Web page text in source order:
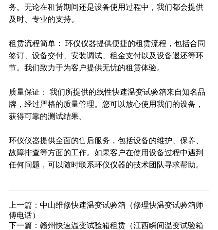
务。无论在租赁期间还是设备使用过程中，我们都会提供
及时、专业的支持。
租赁流程简单： 环仪仪器提供便捷的租赁流程，包括合同
签订、设备交付、安装调试、租金支付以及设备退还等环
节。我们致力于为客户提供无忧的租赁体验。
质量保证： 我们所提供的线性快速温变试验箱来自知名品
牌，经过严格的质量管理。您可以放心使用我们的设备，
获得可靠的测试结果。
环仪仪器提供全面的售后服务，包括设备的维护、保养、
故障排查等方面的工作。如果客户在使用设备过程中遇到
任何问题，可以随时联系环仪仪器的技术团队寻求帮助。
上一篇： 中山维修快速温变试验箱（修理快温变试验箱师
傅电话）
下一篇： 赣州快速温变试验箱租赁（江西瞬间温变试验箱